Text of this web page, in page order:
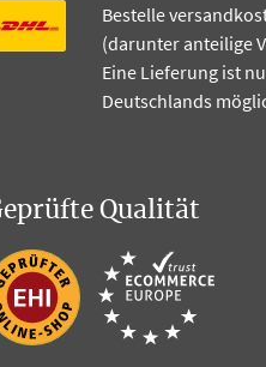
Bestelle
(darunter anteilige
Eine Lieferung ist
Deutschlands
Qualität